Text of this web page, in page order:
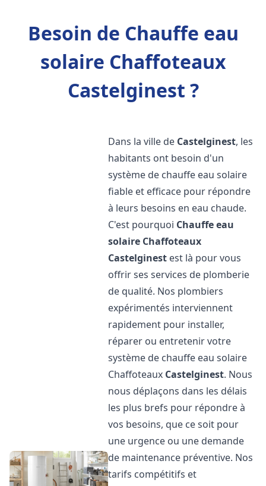
Besoin de Chauffe eau
solaire Chaffoteaux
Castelginest ?
Dans la ville de Castelginest, les
habitants ont besoin d'un
système de chauffe eau solaire
fiable et efficace pour répondre
à leurs besoins en eau chaude.
C'est pourquoi Chauffe eau
solaire Chaffoteaux
Castelginest est là pour vous
offrir ses services de plomberie
de qualité. Nos plombiers
expérimentés interviennent
rapidement pour installer,
réparer ou entretenir votre
système de chauffe eau solaire
Chaffoteaux Castelginest. Nous
nous déplaçons dans les délais
les plus brefs pour répondre à
vos besoins, que ce soit pour
une urgence ou une demande
de maintenance préventive. Nos
tarifs compétitifs et